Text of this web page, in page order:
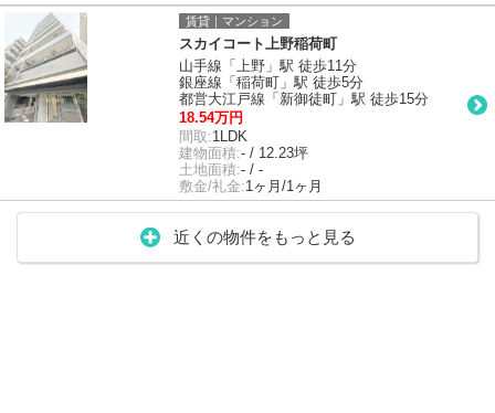
賃貸｜マンション
スカイコート上野稲荷町
山手線「上野」駅 徒歩11分
銀座線「稲荷町」駅 徒歩5分
都営大江戸線「新御徒町」駅 徒歩15分
18.54万円
間取:1LDK
建物面積:- / 12.23坪
土地面積:- / -
敷金/礼金:1ヶ月/1ヶ月
近くの物件をもっと見る